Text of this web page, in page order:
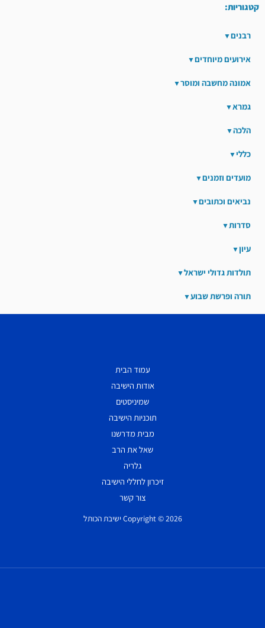
קטגוריות:
רבנים
אירועים מיוחדים
אמונה מחשבה ומוסר
גמרא
הלכה
כללי
מועדים וזמנים
נביאים וכתובים
סדרות
עיון
תולדות גדולי ישראל
תורה ופרשת שבוע
עמוד הבית
אודות הישיבה
שמיניסטים
תוכניות הישיבה
מבית מדרשנו
שאל את הרב
גלריה
זיכרון לחללי הישיבה
צור קשר
Copyright © 2026 ישיבת הכותל